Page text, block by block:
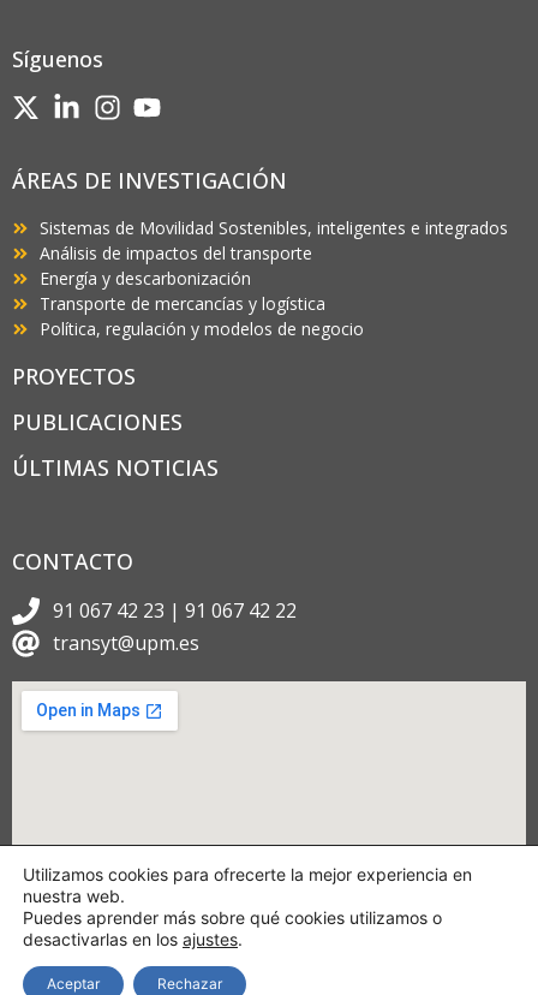
Síguenos
ÁREAS DE INVESTIGACIÓN
Sistemas de Movilidad Sostenibles, inteligentes e integrados
Análisis de impactos del transporte
Energía y descarbonización
Transporte de mercancías y logística
Política, regulación y modelos de negocio
PROYECTOS
PUBLICACIONES
ÚLTIMAS NOTICIAS
CONTACTO
91 067 42 23 | 91 067 42 22
transyt@upm.es
Utilizamos cookies para ofrecerte la mejor experiencia en
nuestra web.
Puedes aprender más sobre qué cookies utilizamos o
desactivarlas en los ajustes.
Aceptar Rechazar